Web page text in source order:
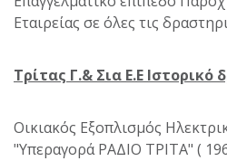
Εταιρείας σε όλες τις
Τρίτας Γ.& Σια Ε.Ε Ιστορικό
Οικιακός Εξοπλισμός
"Υπεραγορά ΡΑΔΙΟ ΤΡΙΤΑ" (